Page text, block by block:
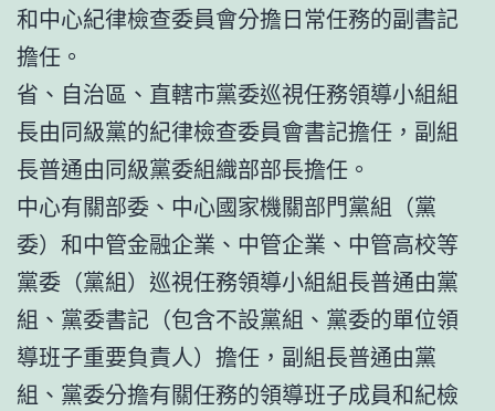
和中心紀律檢查委員會分擔日常任務的副書記
擔任。
省、自治區、直轄市黨委巡視任務領導小組組
長由同級黨的紀律檢查委員會書記擔任，副組
長普通由同級黨委組織部部長擔任。
中心有關部委、中心國家機關部門黨組（黨
委）和中管金融企業、中管企業、中管高校等
黨委（黨組）巡視任務領導小組組長普通由黨
組、黨委書記（包含不設黨組、黨委的單位領
導班子重要負責人）擔任，副組長普通由黨
組、黨委分擔有關任務的領導班子成員和紀檢